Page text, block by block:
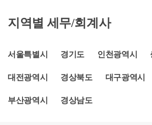
에는연락주시면 상세히 응대해드리도
긴 글 읽어주셔서 감사합니다.서가세
한 특례법」 제29조에 따른 사업시행
여 취득한 입주자로 선정된 지위[「도
및 소규모주택 정비에 관한 특례법」
취득한 것(그 조합원으로부터 취득한
에서 조합원입주권 이라 한다]는 해당 주거용 건축물
파트B임대 개시아파트B관리처분인
아파트B' 준공/ 임대아파트A' 준공/ 입
의 재건축으로 취득한 대체주택(C)을
을 충족하였으나 재건축되어 분양받
체결하고 계약금을 지급한 사실이 증
인되는 경우는 제외한다]하는 경우에
우 도움이 되셨길 바랍니다. 감사합니
건을 참고하시면 됩니다. 1. 분양권 (입주권) 취득일로
취득 b.분양권(조합원입주권)을 취득
건(2년 보유 및 거주 등)을 충족할 것 ​2. 분양권(입주권)
취득일로부터 3년이 지난 후 종전주택
취득하기 전에 1주택을 만들고 그 주
획인가로 돌입하는 경우도 된다고는 하
상태(거주주택 비과세 특례)]라서 B와
지역별 세무/회계사
서울특별시 경기도 인천광역시
대전광역시 경상북도 대구광역시
부산광역시 경상남도